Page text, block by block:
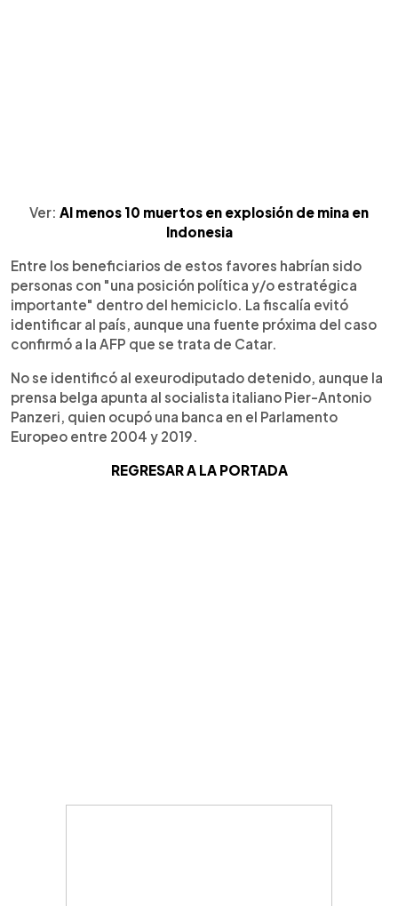
Ver: Al menos 10 muertos en explosión de mina en
Indonesia
Entre los beneficiarios de estos favores habrían sido
personas con "una posición política y/o estratégica
importante" dentro del hemiciclo. La fiscalía evitó
identificar al país, aunque una fuente próxima del caso
confirmó a la AFP que se trata de Catar.
No se identificó al exeurodiputado detenido, aunque la
prensa belga apunta al socialista italiano Pier-Antonio
Panzeri, quien ocupó una banca en el Parlamento
Europeo entre 2004 y 2019.
REGRESAR A LA PORTADA